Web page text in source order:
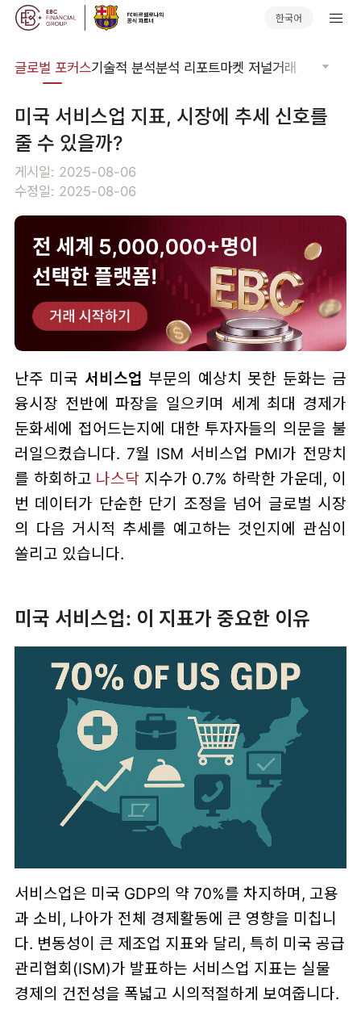
한국어
글로벌 포커스기술적 분석분석 리포트마켓 저널거래 소프트웨어
미국 서비스업 지표, 시장에 추세 신호를
줄 수 있을까?
게시일: 2025-08-06
수정일: 2025-08-06
난주 미국 서비스업 부문의 예상치 못한 둔화는 금
융시장 전반에 파장을 일으키며 세계 최대 경제가
둔화세에 접어드는지에 대한 투자자들의 의문을 불
러일으켰습니다. 7월 ISM 서비스업 PMI가 전망치
를 하회하고 나스닥 지수가 0.7% 하락한 가운데, 이
번 데이터가 단순한 단기 조정을 넘어 글로벌 시장
의 다음 거시적 추세를 예고하는 것인지에 관심이
쏠리고 있습니다.
미국 서비스업: 이 지표가 중요한 이유
서비스업은 미국 GDP의 약 70%를 차지하며, 고용
과 소비, 나아가 전체 경제활동에 큰 영향을 미칩니
다. 변동성이 큰 제조업 지표와 달리, 특히 미국 공급
관리협회(ISM)가 발표하는 서비스업 지표는 실물
경제의 건전성을 폭넓고 시의적절하게 보여줍니다.